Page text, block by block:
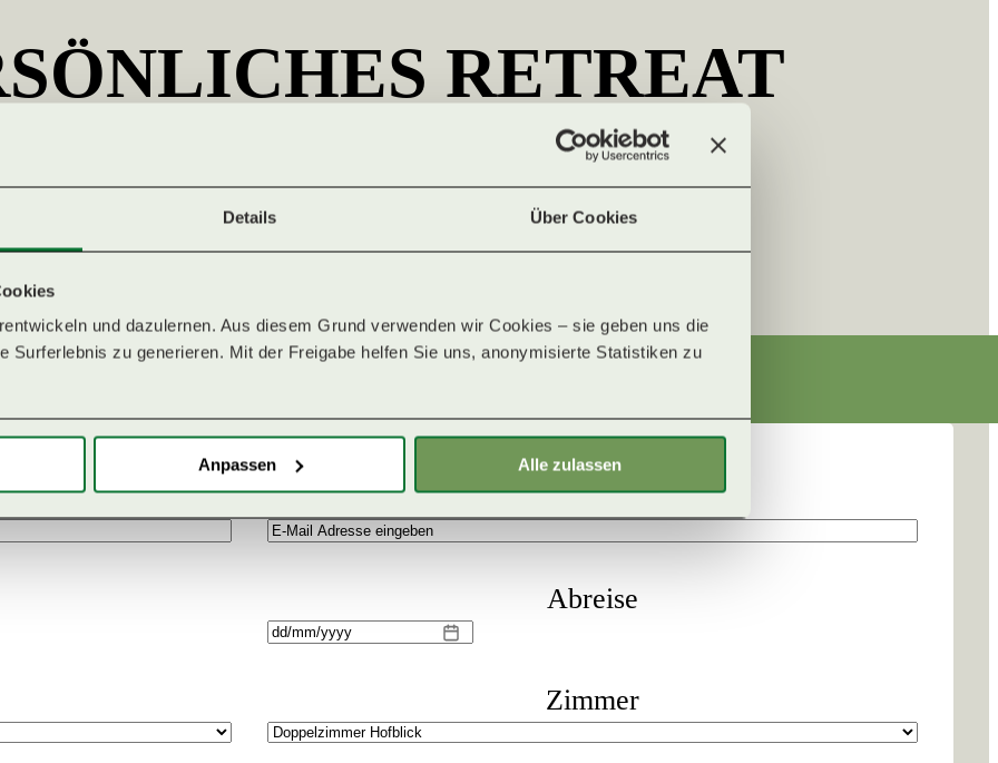
Details Über Cookies
und dazulernen. Aus diesem Grund verwenden wir Cookies – sie geben uns die
Surferlebnis zu generieren. Mit der Freigabe helfen Sie uns, anonymisierte Statistiken zu
Anpassen Alle zulassen
RETREAT
E-Mail*
Abreise
TT
JJJJ
Zimmer